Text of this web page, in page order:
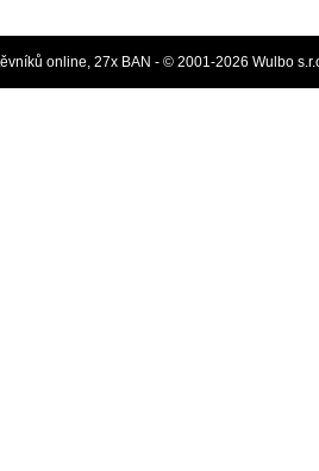
online, 27x BAN - © 2001-2026 Wulbo